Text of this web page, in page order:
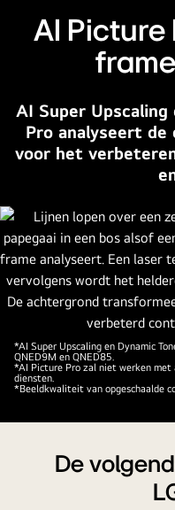
AI Picture
AI Super Upscaling
Pro analyseert de
voor het
*AI Super Upscaling en Dynamic
QNED9M en QNED85.
*AI Picture Pro zal niet werken met
diensten.
*Beeldkwaliteit van opgeschaalde
De